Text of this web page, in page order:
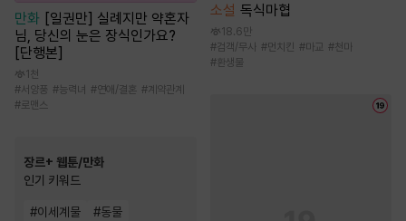
만화 [일권만] 실례지만 약혼자
님, 당신의 눈은 장식인가요?
[단행본]
1천
#서양풍 #능력녀 #연애/결혼 # 계약관계
#로맨스
장르+ 웹툰/만화
인기 키워드
#이세계물 #동물
소설 독식마협
18.6만
#검객/무사 #먼치킨 #마교 #천마
#환생물